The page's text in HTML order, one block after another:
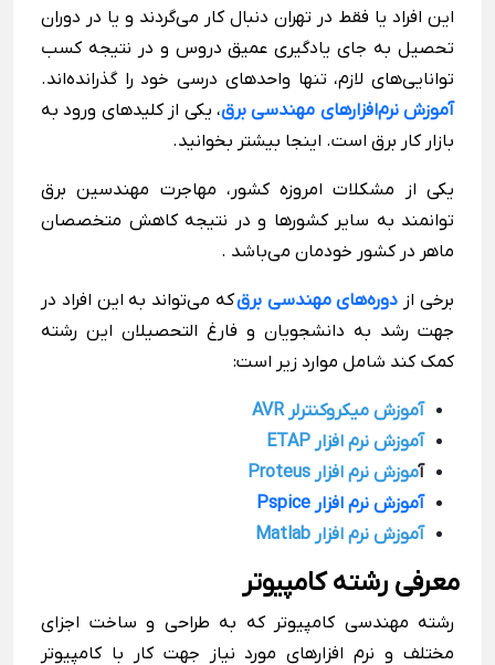
این افراد یا فقط در تهران دنبال کار می‌گردند و یا در دوران
تحصیل به جای یادگیری عمیق دروس و در نتیجه کسب
توانایی‌های لازم، تنها واحدهای درسی خود را گذرانده‌اند.
آموزش نرم‌افزارهای مهندسی برق، یکی از کلیدهای ورود به
بازار کار برق است. اینجا بیشتر بخوانید.
یکی از مشکلات امروزه کشور، مهاجرت مهندسین برق
توانمند به سایر کشورها و در نتیجه کاهش متخصصان
ماهر در کشور خودمان می‌باشد .
برخی از دوره‌های مهندسی برقکه می‌تواند به این افراد در
جهت رشد به دانشجویان و فارغ التحصیلان این رشته
کمک کند شامل موارد زیر است:
آموزش میکروکنترلر AVR
آموزش نرم افزار ETAP
آموزش نرم افزار Proteus
آموزش نرم افزار Pspice
آموزش نرم افزار Matlab
معرفی رشته کامپیوتر
رشته مهندسیکامپیوتر که به طراحی و ساخت اجزای
مختلف و نرم افزارهای مورد نیاز جهت کار با کامپیوتر